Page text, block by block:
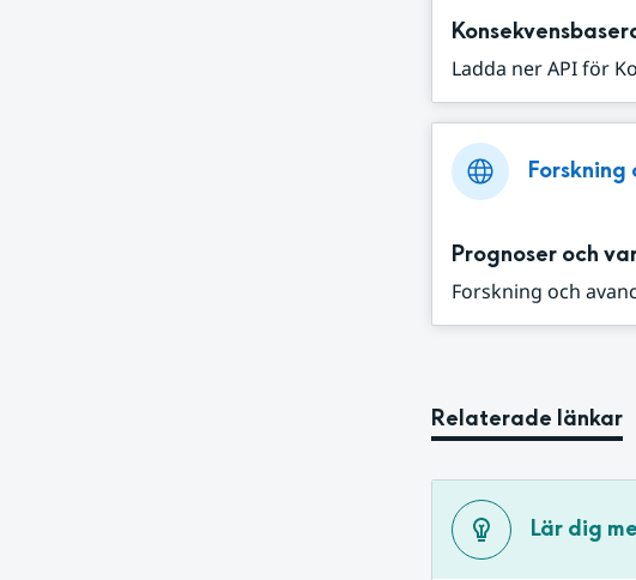
Ladda ner API för
Prognoser och
Forskning och
Relaterade länkar
Lär dig